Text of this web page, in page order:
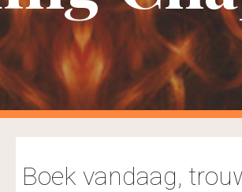
Boek vandaag,